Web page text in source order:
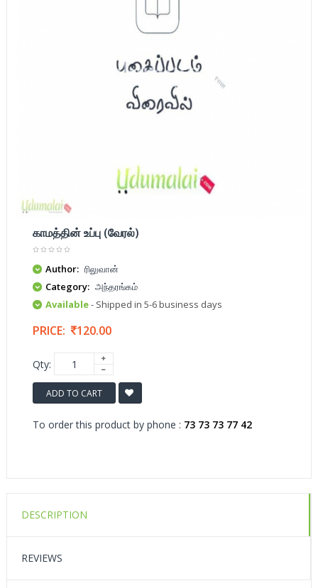
காமத்தின் உப்பு (வேரல்)
Author: ரிலுவான்
Category: அந்தரங்கம்
Available- Shipped in 5-6 business days
PRICE: 120.00
Qty:
ADD TO CART
To order this product by phone : 73 73 73 77 42
DESCRIPTION
REVIEWS